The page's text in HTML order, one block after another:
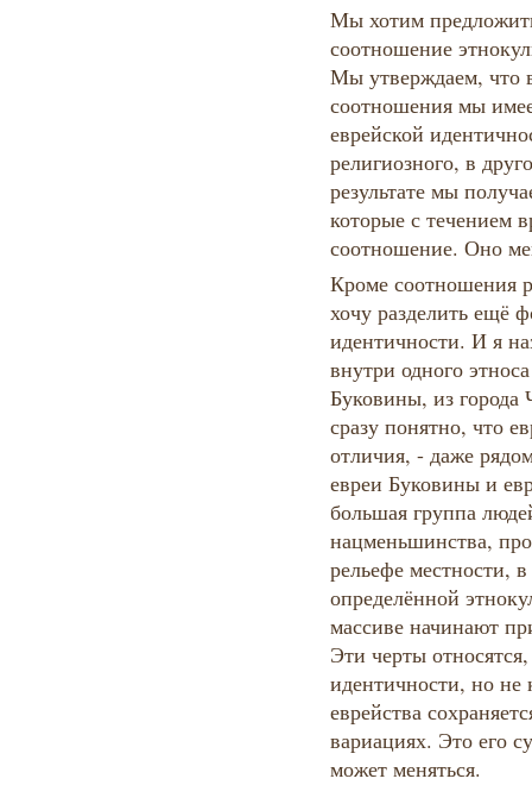
Мы хотим
соотношение
Мы утверждаем, что
соотношения мы
еврейской
религиозного, в
результате мы
которые с течением
соотношение. Оно
Кроме соотношения
хочу разделить ещё
идентичности. И я
внутри одного
Буковины, из
сразу понятно, что
отличия, - даже
евреи Буковины и
большая группа
нацменьшинства,
рельефе местности,
определённой
массиве начинают
Эти черты
идентичности, но не
еврейства
вариациях. Это его
может меняться.